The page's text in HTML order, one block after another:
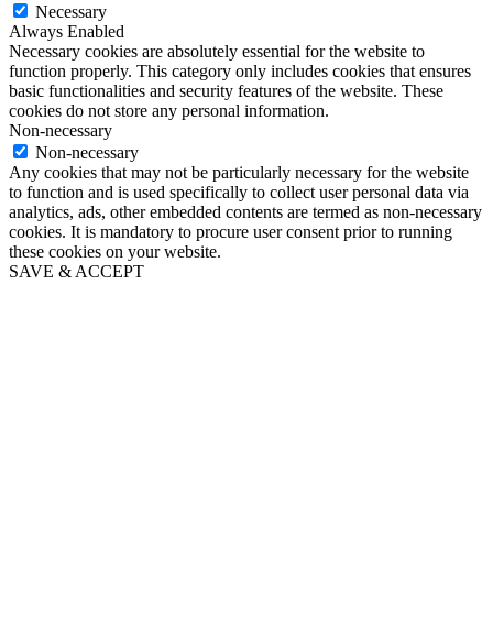
Necessary
Always Enabled
Necessary cookies are absolutely essential for the website to
function properly. This category only includes cookies that ensures
basic functionalities and security features of the website. These
cookies do not store any personal information.
Non-necessary
Non-necessary
Any cookies that may not be particularly necessary for the website
to function and is used specifically to collect user personal data via
analytics, ads, other embedded contents are termed as non-necessary
cookies. It is mandatory to procure user consent prior to running
these cookies on your website.
SAVE & ACCEPT